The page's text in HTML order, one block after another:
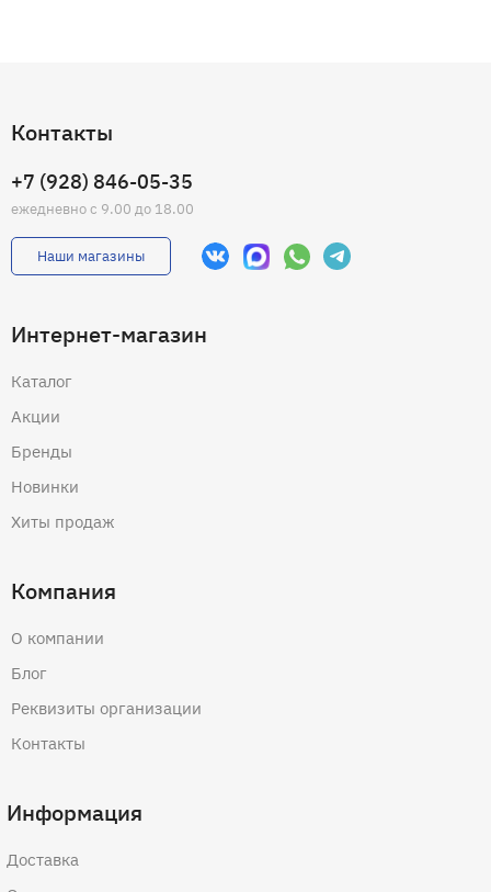
Контакты
+7 (928) 846-05-35
ежедневно с 9.00 до 18.00
Наши магазины
Интернет-магазин
Каталог
Акции
Бренды
Новинки
Хиты продаж
Компания
О компании
Блог
Реквизиты организации
Контакты
Информация
Доставка